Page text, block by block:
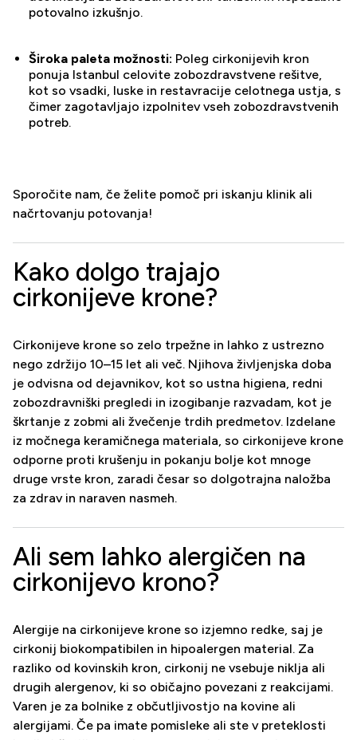
potovalno izkušnjo.
Široka paleta možnosti: Poleg cirkonijevih kron
ponuja Istanbul celovite zobozdravstvene rešitve,
kot so vsadki, luske in restavracije celotnega ustja, s
čimer zagotavljajo izpolnitev vseh zobozdravstvenih
potreb.
Sporočite nam, če želite pomoč pri iskanju klinik ali
načrtovanju potovanja!
Kako dolgo trajajo
cirkonijeve krone?
Cirkonijeve krone so zelo trpežne in lahko z ustrezno
nego zdržijo 10–15 let ali več. Njihova življenjska doba
je odvisna od dejavnikov, kot so ustna higiena, redni
zobozdravniški pregledi in izogibanje razvadam, kot je
škrtanje z zobmi ali žvečenje trdih predmetov. Izdelane
iz močnega keramičnega materiala, so cirkonijeve krone
odporne proti krušenju in pokanju bolje kot mnoge
druge vrste kron, zaradi česar so dolgotrajna naložba
za zdrav in naraven nasmeh.
Ali sem lahko alergičen na
cirkonijevo krono?
Alergije na cirkonijeve krone so izjemno redke, saj je
cirkonij biokompatibilen in hipoalergen material. Za
razliko od kovinskih kron, cirkonij ne vsebuje niklja ali
drugih alergenov, ki so običajno povezani z reakcijami.
Varen je za bolnike z občutljivostjo na kovine ali
alergijami. Če pa imate pomisleke ali ste v preteklosti